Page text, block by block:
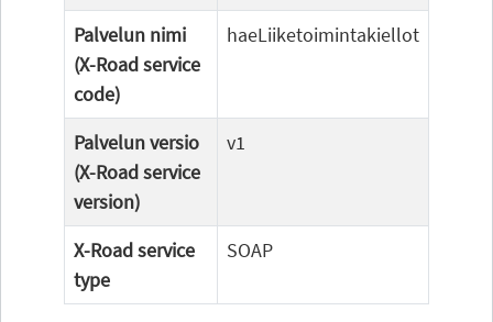
Palvelun nimi
(X-Road service
code)
haeLiiketoimintakiellot
Palvelun versio
(X-Road service
version)
v1
X-Road service
type
SOAP